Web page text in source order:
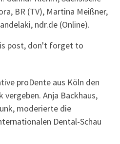
BR (TV), Martina Meißner,
ndr.de (Online).
post, don't forget to
proDente aus Köln den
Anja Backhaus,
moderierte die
Dental-Schau